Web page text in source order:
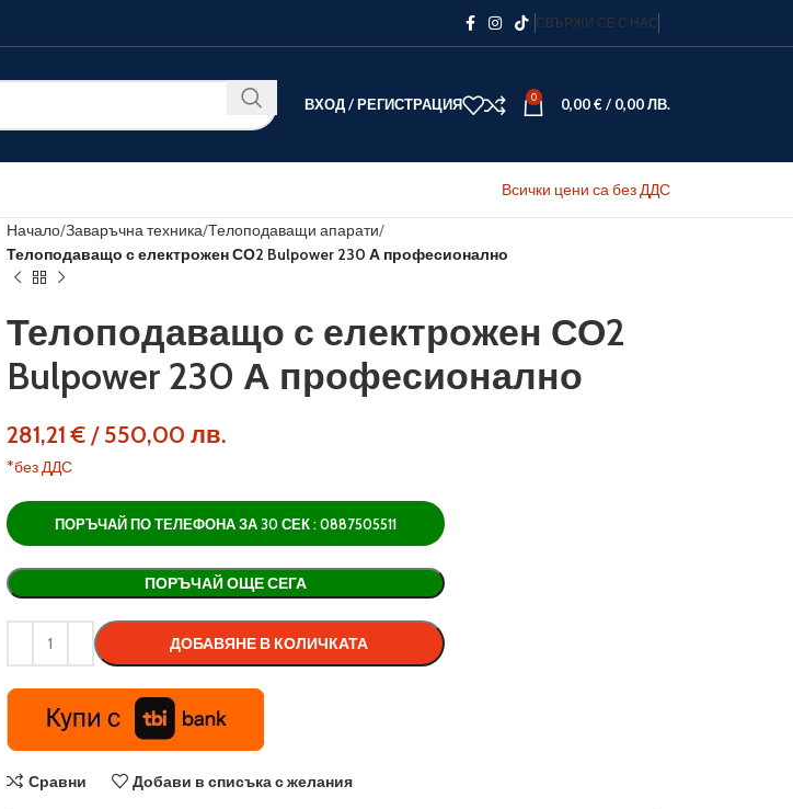
СВЪРЖИ СЕ С НАС
ВХОД / РЕГИСТРАЦИЯ 0 0,00€/ 0,00ЛВ.
Всички цени са без ДДС
Начало Заваръчна техника Телоподаващи апарати
Телоподаващо с електрожен СО2 Bulpower 230 А професионално
Телоподаващо с електрожен СО2
Bulpower 230 А професионално
281,21€/550,00 лв.
*без ДДС
ПОРЪЧАЙ ПО ТЕЛЕФОНА ЗА 30 СЕК : 0887505511
ПОРЪЧАЙ ОЩЕ СЕГА
ДОБАВЯНЕ В КОЛИЧКАТА
Alternative:
Сравни Добави в списъка с желания